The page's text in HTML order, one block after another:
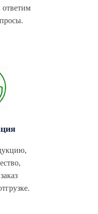
ответим